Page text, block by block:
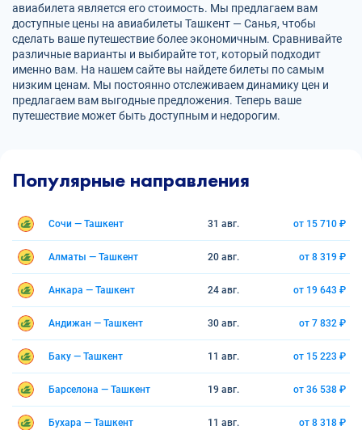
авиабилета является его стоимость. Мы предлагаем вам
доступные цены на авиабилеты Ташкент — Санья, чтобы
сделать ваше путешествие более экономичным. Сравнивайте
различные варианты и выбирайте тот, который подходит
именно вам. На нашем сайте вы найдете билеты по самым
низким ценам. Мы постоянно отслеживаем динамику цен и
предлагаем вам выгодные предложения. Теперь ваше
путешествие может быть доступным и недорогим.
Популярные направления
Сочи — Ташкент 31 авг. от 15 710 ₽
Алматы — Ташкент 20 авг. от 8 319 ₽
Анкара — Ташкент 24 авг. от 19 643 ₽
Андижан — Ташкент 30 авг. от 7 832 ₽
Баку — Ташкент 11 авг. от 15 223 ₽
Барселона — Ташкент 19 авг. от 36 538 ₽
Бухара — Ташкент 11 авг. от 8 318 ₽